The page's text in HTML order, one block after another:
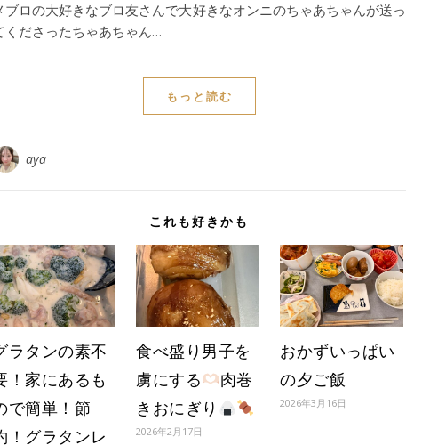
ブロの大好きなブロ友さんで大好きなオンニのちゃあちゃんが送っ
くださったちゃあちゃん…
もっと読む
aya
これも好きかも
ラタンの素不
！家にあるも
で簡単！節
！グラタンレ
食べ盛り男子を
虜にする
肉巻
きおにぎり
2026年2月17日
おかずいっぱい
の夕ご飯
2026年3月16日